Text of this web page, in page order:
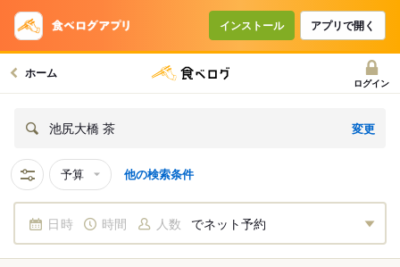
インストール アプリで開く
ホーム
ログイン
池尻大橋 茶 変更
予算 他の検索条件
日時 時間 人数 でネット予約